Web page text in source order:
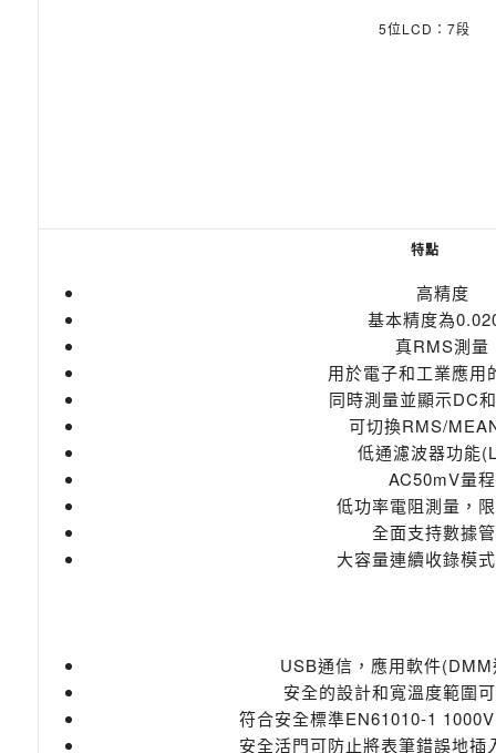
5位LCD：7段
特點
高精度
基本精度為
真RMS測量
用於電子和工業應用
同時測量並顯示DC
可切換RMS/
低通濾波器功能
AC50mV量程
低功率電阻測量，
全面支持數據
大容量連續收錄模
USB通信，應用軟件
安全的設計和寬溫度範圍
符合安全標準EN61010-1
安全活門可防止將表筆錯誤地插